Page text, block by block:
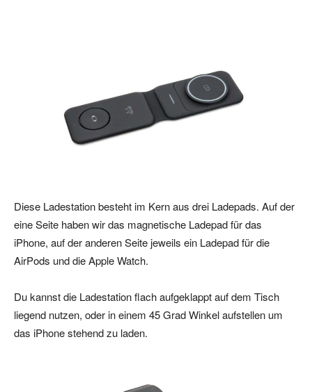
Diese Ladestation besteht im Kern aus drei Ladepads. Auf der
eine Seite haben wir das magnetische Ladepad für das
iPhone, auf der anderen Seite jeweils ein Ladepad für die
AirPods und die Apple Watch.
Du kannst die Ladestation flach aufgeklappt auf dem Tisch
liegend nutzen, oder in einem 45 Grad Winkel aufstellen um
das iPhone stehend zu laden.